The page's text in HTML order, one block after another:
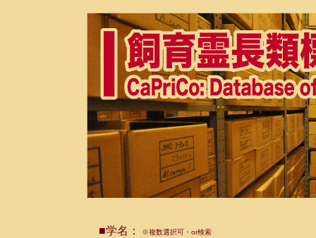
■学名： ※複数選択可・or検索